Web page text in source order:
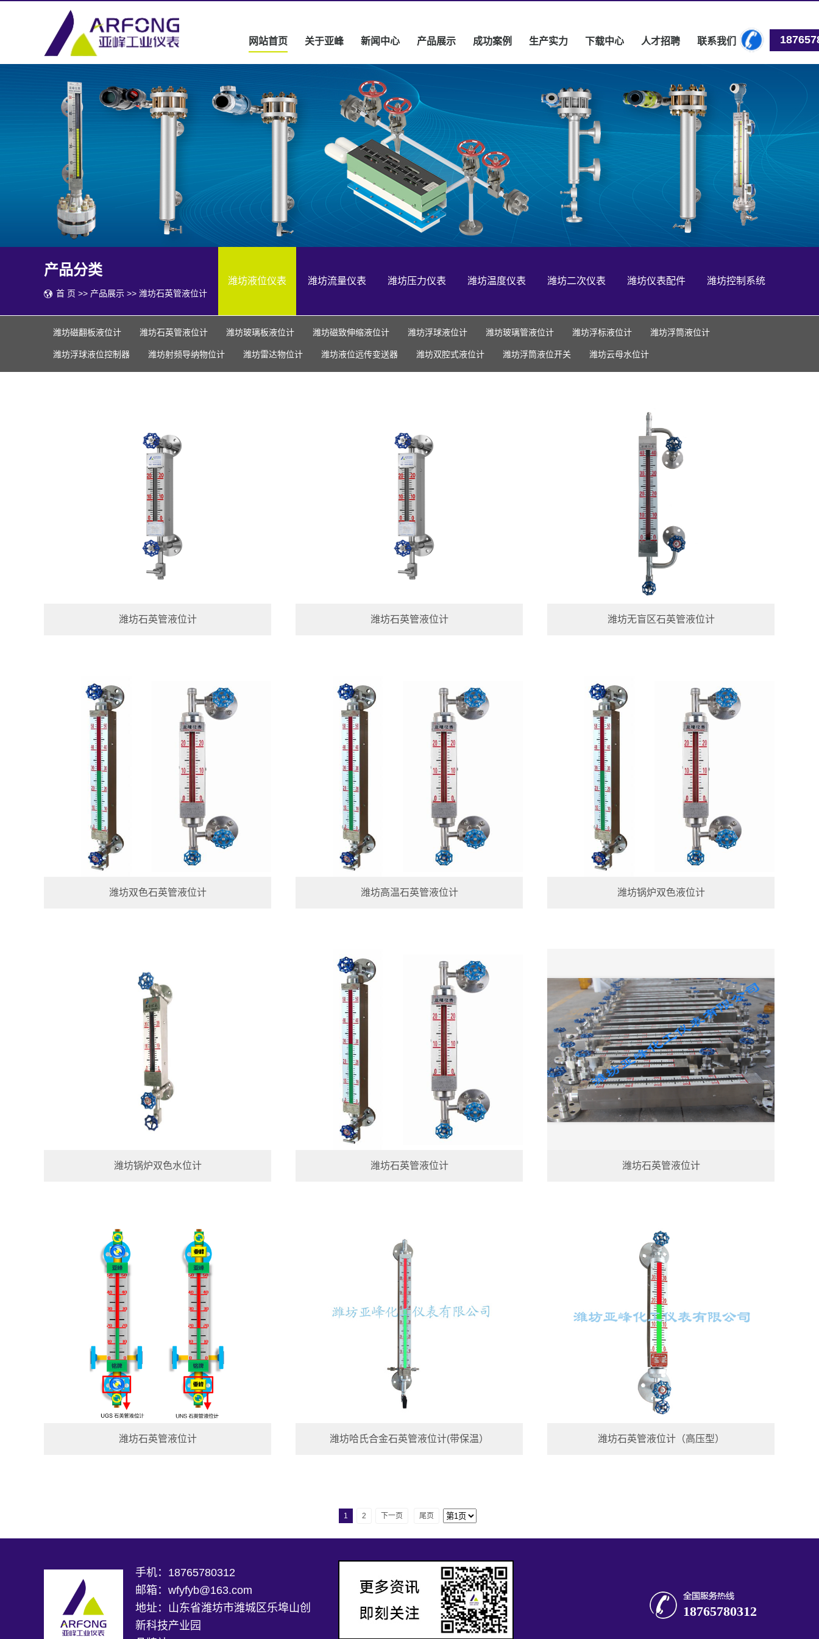
网站首页 关于亚峰 新闻中心 产品展示 成功案例 生产实力 下载中心 人才招聘 联系我们
产品分类
首 页 >> 产品展示 >> 潍坊石英管液位计
潍坊液位仪表
潍坊磁翻板液位计 潍坊石英管液位计 潍坊玻璃板液位计 潍坊磁致伸缩液位计 潍坊浮球液位计 潍坊玻璃管液位计 潍坊浮标液位计 潍坊浮筒液位计
潍坊浮球液位控制器 潍坊射频导纳物位计 潍坊雷达物位计 潍坊液位远传变送器 潍坊双腔式液位计 潍坊浮筒液位开关 潍坊云母水位计
潍坊流量仪表 潍坊压力仪表 潍坊温度仪表 潍坊二次仪表 潍坊仪表配件 潍坊控制系统
潍坊石英管液位计 潍坊石英管液位计 潍坊无盲区石英管液位计
潍坊双色石英管液位计 潍坊高温石英管液位计 潍坊锅炉双色液位计
潍坊锅炉双色水位计 潍坊石英管液位计 潍坊石英管液位计
潍坊石英管液位计 潍坊哈氏合金石英管液位计(带保温） 潍坊石英管液位计（高压型）
1 2 下一页 尾页
手机：18765780312
邮箱：wfyfyb@163.com
地址：山东省潍坊市潍城区乐埠山创
新科技产业园
18765780312